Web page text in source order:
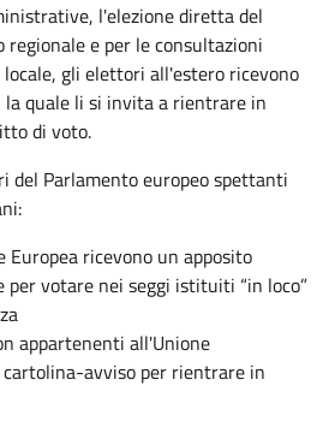
l'elezione diretta del
regionale e per le consultazioni
gli elettori all'estero ricevono
quale li si invita a rientrare in
di voto.
del Parlamento europeo spettanti
ricevono un apposito
votare nei seggi istituiti “in loco”
appartenenti all'Unione
cartolina-avviso per rientrare in